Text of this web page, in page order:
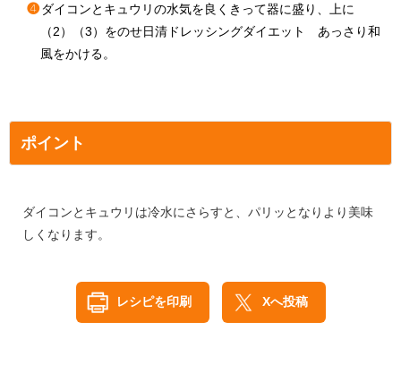
❹ ダイコンとキュウリの水気を良くきって器に盛り、上に
（2）（3）をのせ日清ドレッシングダイエット あっさり和
風をかける。
ポイント
ダイコンとキュウリは冷水にさらすと、パリッとなりより美味
しくなります。
レシピを印刷 Xへ投稿